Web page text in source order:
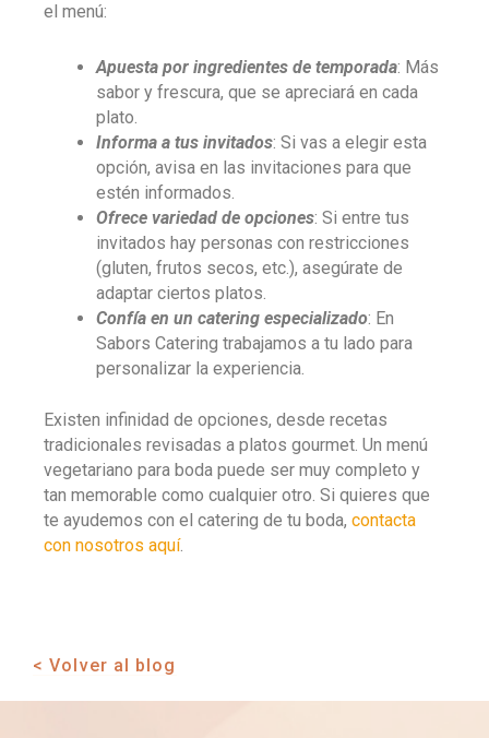
el menú:
Apuesta por ingredientes de temporada: Más
sabor y frescura, que se apreciará en cada
plato.
Informa a tus invitados: Si vas a elegir esta
opción, avisa en las invitaciones para que
estén informados.
Ofrece variedad de opciones: Si entre tus
invitados hay personas con restricciones
(gluten, frutos secos, etc.), asegúrate de
adaptar ciertos platos.
Confía en un catering especializado: En
Sabors Catering trabajamos a tu lado para
personalizar la experiencia.
Existen infinidad de opciones, desde recetas
tradicionales revisadas a platos gourmet. Un menú
vegetariano para boda puede ser muy completo y
tan memorable como cualquier otro. Si quieres que
te ayudemos con el catering de tu boda, contacta
con nosotros aquí.
< Volver al blog